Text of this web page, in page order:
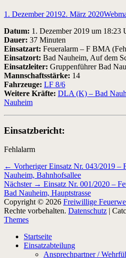
Veröffentlicht
1. Dezember 20192. März 2020Autor
Datum: 1. Dezember 2019 um 18:23
Dauer: 37 Minuten
Einsatzart: Feueralarm – F BMA
Einsatzort: Bad Nauheim, Auf dem
Einsatzleiter: Gruppenführer Bad
Mannschaftsstärke: 14
Fahrzeuge: LF 8/6
Weitere Kräfte: DLA (K) – Bad
Nauheim
Einsatzbericht:
Fehlalarm
Beitragsnavigation
← Vorheriger Vorheriger
Beitrag:
Einsatz Nr. 043/2019 –
Nauheim, Bahnhofsallee
Nächster → Nächster
Beitrag:
Einsatz Nr. 001/2020 –
Bad Nauheim, Hauptstrasse
Copyright © 2026 Freiwillige
Rechte vorbehalten. Datenschutz |
Themes
oben
scrollen
Startseite
Einsatzabteilung
Ansprechpartner /